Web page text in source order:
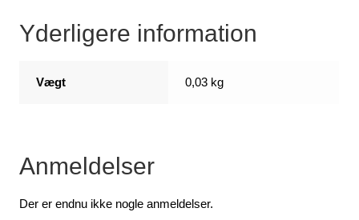
Yderligere information
Vægt 0,03 kg
Anmeldelser
Der er endnu ikke nogle anmeldelser.